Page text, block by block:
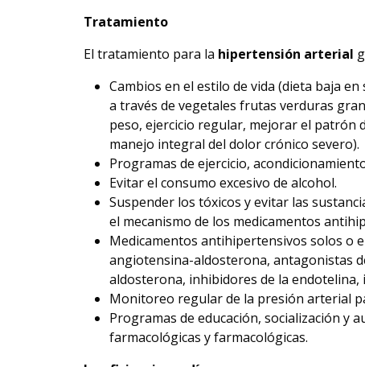
Tratamiento
El tratamiento para la hipertensión arterial
Cambios en el estilo de vida (dieta baja
a través de vegetales frutas verduras
peso, ejercicio regular, mejorar el patrón
manejo integral del dolor crónico severo).
Programas de ejercicio,
Evitar el consumo excesivo de alcohol.
Suspender los tóxicos y evitar las
el mecanismo de los medicamentos
Medicamentos antihipertensivos solos o
angiotensina-aldosterona, antagonistas
aldosterona, inhibidores de la
Monitoreo regular de la presión arterial
Programas de educación, socialización y
farmacológicas y farmacológicas.